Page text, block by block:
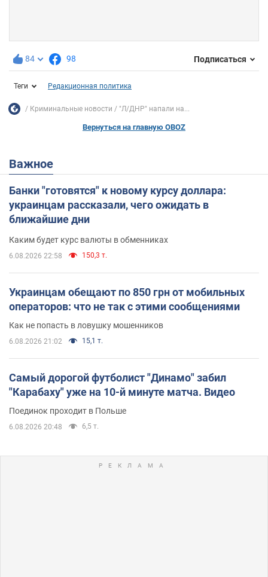
84 98 Подписаться
Теги Редакционная политика
Криминальные новости "Л/ДНР" напали на...
Вернуться на главную OBOZ
Важное
Банки "готовятся" к новому курсу доллара:
украинцам рассказали, чего ожидать в
ближайшие дни
Каким будет курс валюты в обменниках
6.08.2026 22:58 150,3 т.
Украинцам обещают по 850 грн от мобильных
операторов: что не так с этими сообщениями
Как не попасть в ловушку мошенников
6.08.2026 21:02 15,1 т.
Самый дорогой футболист "Динамо" забил
"Карабаху" уже на 10-й минуте матча. Видео
Поединок проходит в Польше
6.08.2026 20:48 6,5 т.